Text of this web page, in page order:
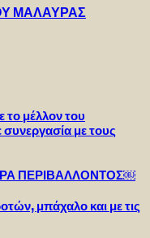
ΜΑΛΑΥΡΑΣ
το μέλλον του
συνεργασία με τους
ΠΕΡΙΒΑΛΛΟΝΤΟΣ￼
μπάχαλο και με τις